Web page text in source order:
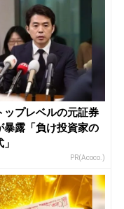
ップレベルの元証券
暴露「負け投資家の
PR(Acoco.)